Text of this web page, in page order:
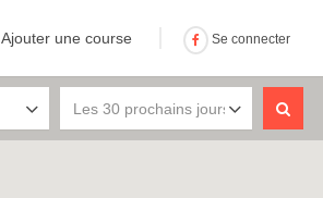
Ajouter une course Se connecter
Les 30 prochains jours